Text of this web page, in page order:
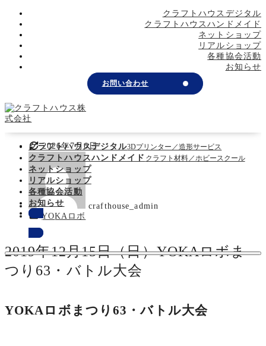
移
動
クラフトハウスデジタル
クラフトハウスハンドメイド
ネットショップ
リアルショップ
各種協会活動
お知らせ
お問い合わせ
クラフトハウスデジタル3Dプリンター／造形サービス
クラフトハウスハンドメイド クラフト材料／ホビースクール
ネットショップ
リアルショップ
各種協会活動
お知らせ
2019年12月15日（日）YOKAロボま
つり63・バトル大会
更
新
日
2026年7月6日
著
者
crafthouse_admin
カ
テ
ゴ
リ
ー
YOKAロボ
YOKAロボまつり63・バトル大会